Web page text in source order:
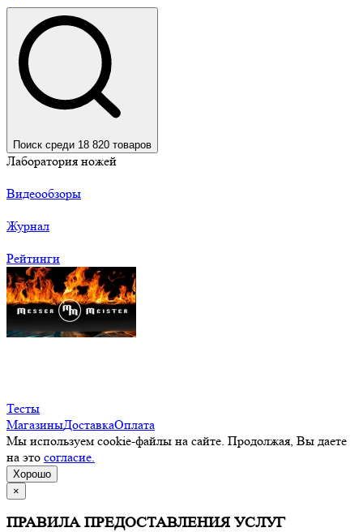
Поиск среди 18 820 товаров
Лаборатория ножей
Видеообзоры
Журнал
Рейтинги
Тесты
МагазиныДоставкаОплата
Мы используем cookie-файлы на сайте. Продолжая, Вы даете
на это согласие.
Хорошо
×
ПРАВИЛА ПРЕДОСТАВЛЕНИЯ УСЛУГ